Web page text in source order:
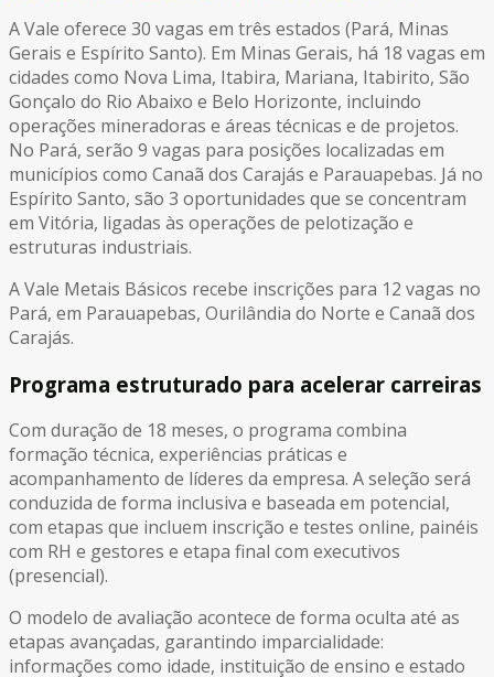
A Vale oferece 30 vagas em três estados (Pará, Minas
Gerais e Espírito Santo). Em Minas Gerais, há 18 vagas em
cidades como Nova Lima, Itabira, Mariana, Itabirito, São
Gonçalo do Rio Abaixo e Belo Horizonte, incluindo
operações mineradoras e áreas técnicas e de projetos.
No Pará, serão 9 vagas para posições localizadas em
municípios como Canaã dos Carajás e Parauapebas. Já no
Espírito Santo, são 3 oportunidades que se concentram
em Vitória, ligadas às operações de pelotização e
estruturas industriais.
A Vale Metais Básicos recebe inscrições para 12 vagas no
Pará, em Parauapebas, Ourilândia do Norte e Canaã dos
Carajás.
Programa estruturado para acelerar carreiras
Com duração de 18 meses, o programa combina
formação técnica, experiências práticas e
acompanhamento de líderes da empresa. A seleção será
conduzida de forma inclusiva e baseada em potencial,
com etapas que incluem inscrição e testes online, painéis
com RH e gestores e etapa final com executivos
(presencial).
O modelo de avaliação acontece de forma oculta até as
etapas avançadas, garantindo imparcialidade:
informações como idade, instituição de ensino e estado